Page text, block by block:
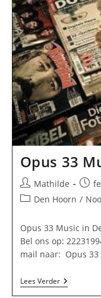
Opus 33
Bericht
auteur:
Mathilde
Berichtcategorie:
Den Hoorn /
Opus 33 Music in
Bel ons op:
mail naar: Opus
Lees VerderOpus
33